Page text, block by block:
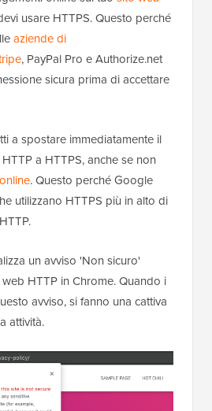
usare HTTPS. Questo perché
aziende di
, PayPal Pro e Authorize.net
sicura prima di accettare
a spostare immediatamente il
a HTTPS, anche se non
. Questo perché Google
utilizzano HTTPS più in alto di
un avviso 'Non sicuro'
HTTP in Chrome. Quando i
avviso, si fanno una cattiva
attività.